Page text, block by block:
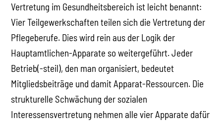
Vertretung im Gesundheitsbereich ist leicht benannt:
Vier Teilgewerkschaften teilen sich die Vertretung der
Pflegeberufe. Dies wird rein aus der Logik der
Hauptamtlichen-Apparate so weitergeführt. Jeder
Betrieb(-steil), den man organisiert, bedeutet
Mitgliedsbeiträge und damit Apparat-Ressourcen. Die
strukturelle Schwächung der sozialen
Interessensvertretung nehmen alle vier Apparate dafür